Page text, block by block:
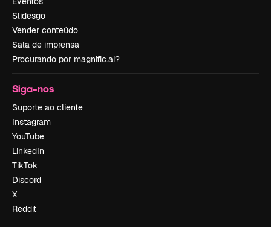
Slidesgo
Vender conteúdo
Sala de imprensa
Procurando por magnific.ai?
Siga-nos
Suporte ao cliente
Instagram
YouTube
LinkedIn
TikTok
Discord
X
Reddit